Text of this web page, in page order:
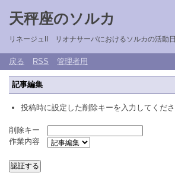
天秤座のソルカ
リネージュII リオナサーバにおけるソルカの活動
戻る RSS 管理者用
記事編集
投稿時に設定した削除キーを入力してくださ
削除キー
作業内容